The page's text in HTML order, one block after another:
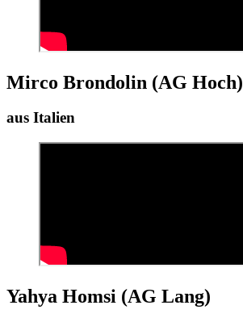
Mirco Brondolin (AG Hoch)
aus Italien
Yahya Homsi (AG Lang)